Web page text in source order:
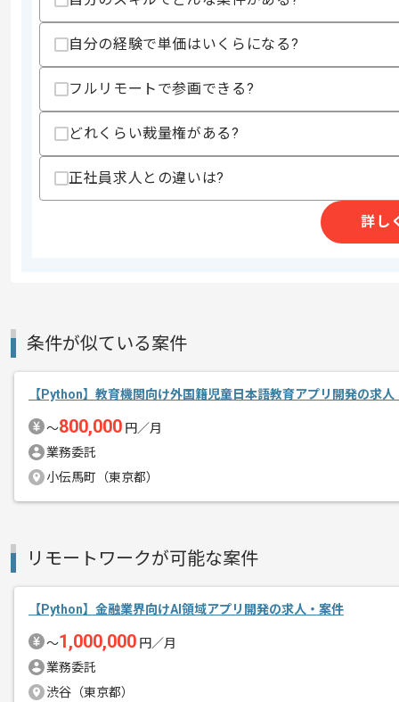
スキル
求めるスキル
・サーバーサイド開発経験3年以上
・JavaもしくはPythonを用いた開発経
歓迎スキル
・Docker、Docker Composeを用いた開
・フロントエンドにおけるレンダリング
パフォーマンス観点での知見
精算・お支払い
精算条件
有
その他募集要項
募集人数
エージェントからのコ
メント
自分の経験で単価はいくらになる?
フルリモートで参画できる?
どれくらい裁量権がある?
正社員求人との違いは?
詳し
条件が似ている案件
【Python】教育機関向け外国籍児童日本語教育アプリ開発の求人
〜800,000 円／月
業務委託
小伝馬町（東京都）
リモートワークが可能な案件
【Python】金融業界向けAI領域アプリ開発の求人・案件
〜1,000,000 円／月
業務委託
渋谷（東京都）